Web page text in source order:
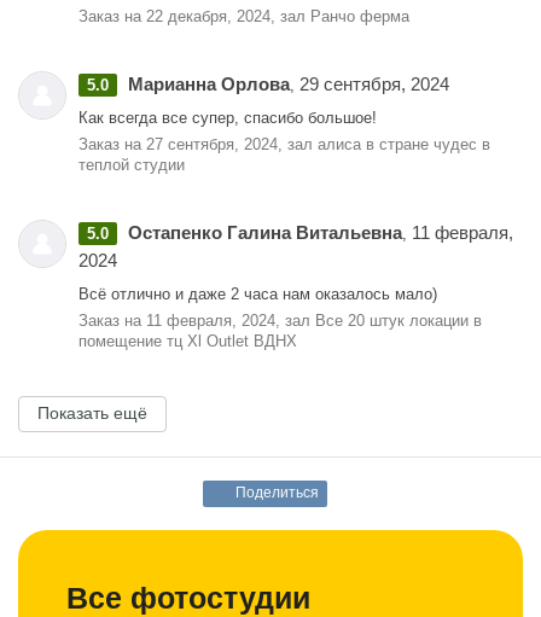
Заказ на 22 декабря, 2024, зал Ранчо ферма
5.0 Марианна Орлова, 29 сентября, 2024
Как всегда все супер, спасибо большое!
Заказ на 27 сентября, 2024, зал алиса в стране чудес в
теплой студии
5.0 Остапенко Галина Витальевна, 11 февраля,
2024
Всё отлично и даже 2 часа нам оказалось мало)
Заказ на 11 февраля, 2024, зал Все 20 штук локации в
помещение тц Xl Outlet ВДНХ
Показать ещё
Поделиться
Все фотостудии